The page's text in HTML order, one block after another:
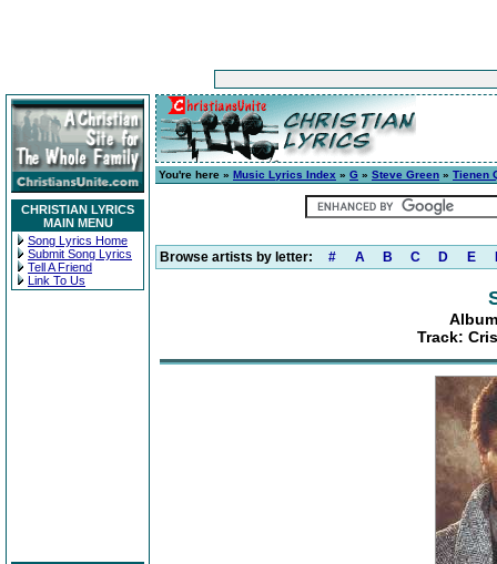
CHRISTIAN LYRICS
MAIN MENU
Song Lyrics Home
Submit Song Lyrics
Tell A Friend
Link To Us
You're here » Music Lyrics Index » G » Steve Green » Tienen
Browse artists by letter: # A B C D E
Track: